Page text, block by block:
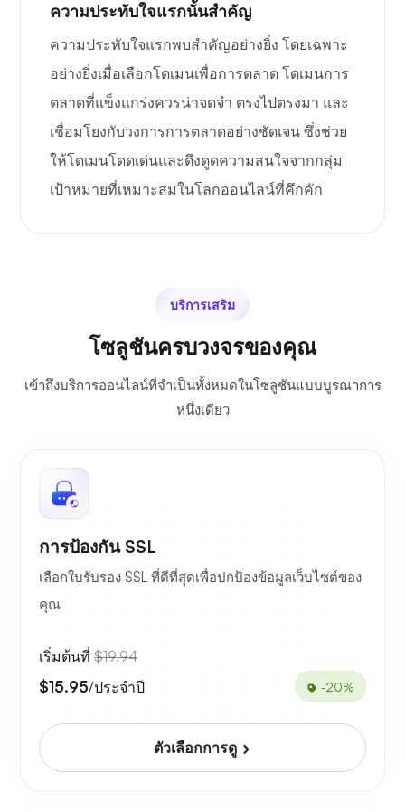
ความประทับใจแรกนั้นสำคัญ
ความประทับใจแรกพบสำคัญอย่างยิ่ง โดยเฉพาะ
อย่างยิ่งเมื่อเลือกโดเมนเพื่อการตลาด โดเมนการ
ตลาดที่แข็งแกร่งควรน่าจดจำ ตรงไปตรงมา และ
เชื่อมโยงกับวงการการตลาดอย่างชัดเจน ซึ่งช่วย
ให้โดเมนโดดเด่นและดึงดูดความสนใจจากกลุ่ม
เป้าหมายที่เหมาะสมในโลกออนไลน์ที่คึกคัก
บริการเสริม
โซลูชันครบวงจรของคุณ
เข้าถึงบริการออนไลน์ที่จำเป็นทั้งหมดในโซลูชันแบบบูรณาการ
หนึ่งเดียว
การป้องกัน SSL
เลือกใบรับรอง SSL ที่ดีที่สุดเพื่อปกป้องข้อมูลเว็บไซต์ของ
คุณ
เริ่มต้นที่ $19.94
$15.95/ประจำปี -20%
ตัวเลือกการดู